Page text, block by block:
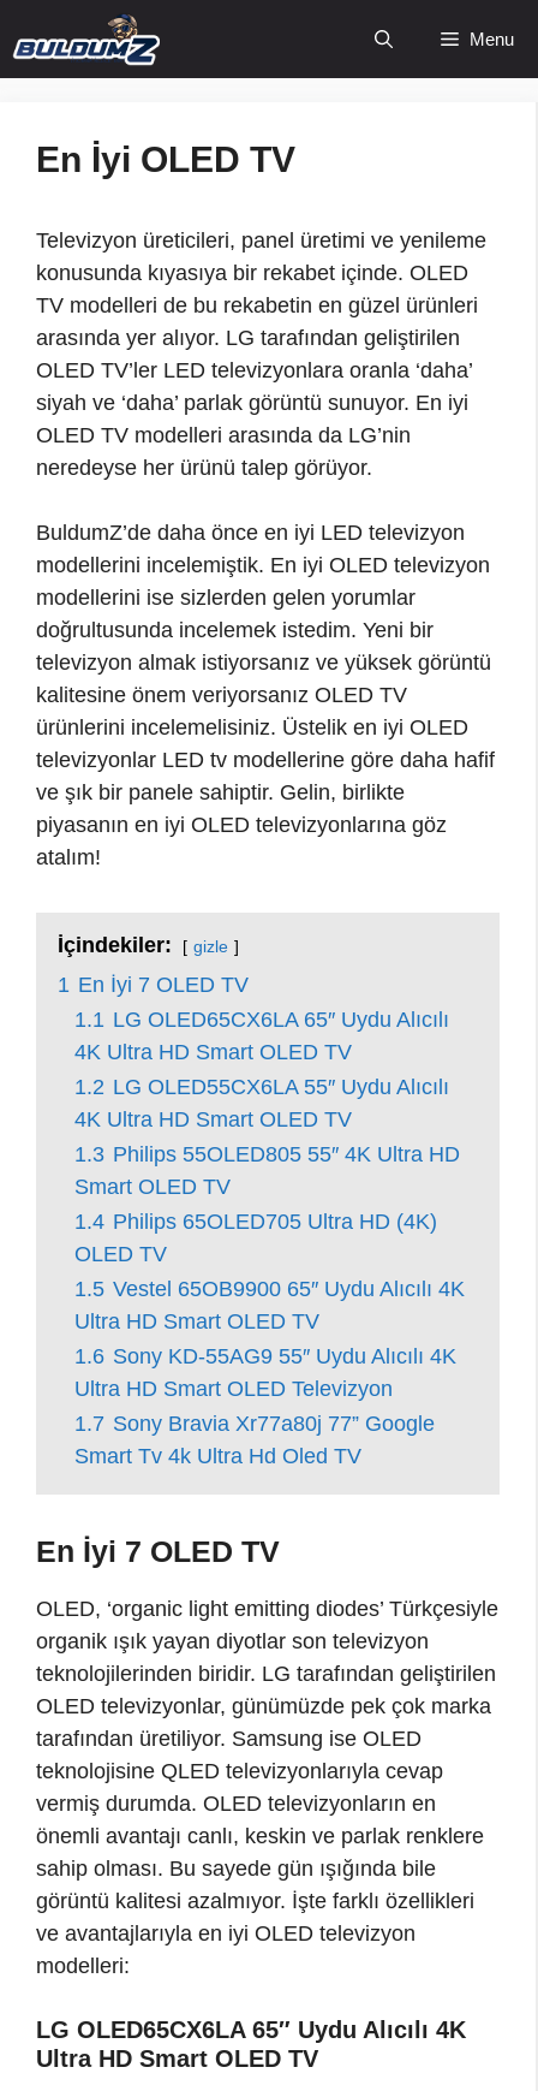
atla
Menu
En İyi OLED TV
Televizyon üreticileri, panel üretimi ve yenileme
konusunda kıyasıya bir rekabet içinde. OLED
TV modelleri de bu rekabetin en güzel ürünleri
arasında yer alıyor. LG tarafından geliştirilen
OLED TV’ler LED televizyonlara oranla ‘daha’
siyah ve ‘daha’ parlak görüntü sunuyor. En iyi
OLED TV modelleri arasında da LG’nin
neredeyse her ürünü talep görüyor.
BuldumZ’de daha önce en iyi LED televizyon
modellerini incelemiştik. En iyi OLED televizyon
modellerini ise sizlerden gelen yorumlar
doğrultusunda incelemek istedim. Yeni bir
televizyon almak istiyorsanız ve yüksek görüntü
kalitesine önem veriyorsanız OLED TV
ürünlerini incelemelisiniz. Üstelik en iyi OLED
televizyonlar LED tv modellerine göre daha hafif
ve şık bir panele sahiptir. Gelin, birlikte
piyasanın en iyi OLED televizyonlarına göz
atalım!
İçindekiler: gizle
1 En İyi 7 OLED TV
1.1 LG OLED65CX6LA 65″ Uydu Alıcılı
4K Ultra HD Smart OLED TV
1.2 LG OLED55CX6LA 55″ Uydu Alıcılı
4K Ultra HD Smart OLED TV
1.3 Philips 55OLED805 55″ 4K Ultra HD
Smart OLED TV
1.4 Philips 65OLED705 Ultra HD (4K)
OLED TV
1.5 Vestel 65OB9900 65″ Uydu Alıcılı 4K
Ultra HD Smart OLED TV
1.6 Sony KD-55AG9 55″ Uydu Alıcılı 4K
Ultra HD Smart OLED Televizyon
1.7 Sony Bravia Xr77a80j 77” Google
Smart Tv 4k Ultra Hd Oled TV
En İyi 7 OLED TV
OLED, ‘organic light emitting diodes’ Türkçesiyle
organik ışık yayan diyotlar son televizyon
teknolojilerinden biridir. LG tarafından geliştirilen
OLED televizyonlar, günümüzde pek çok marka
tarafından üretiliyor. Samsung ise OLED
teknolojisine QLED televizyonlarıyla cevap
vermiş durumda. OLED televizyonların en
önemli avantajı canlı, keskin ve parlak renklere
sahip olması. Bu sayede gün ışığında bile
görüntü kalitesi azalmıyor. İşte farklı özellikleri
ve avantajlarıyla en iyi OLED televizyon
modelleri:
LG OLED65CX6LA 65″ Uydu Alıcılı 4K
Ultra HD Smart OLED TV